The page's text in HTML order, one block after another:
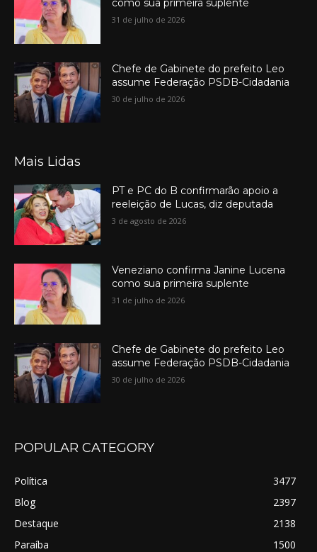
como sua primeira suplente
31 de julho de 2026
Chefe de Gabinete do prefeito Leo
assume Federação PSDB-Cidadania
30 de julho de 2026
Mais Lidas
PT e PC do B confirmarão apoio a
reeleição de Lucas, diz deputada
3 de agosto de 2026
Veneziano confirma Janine Lucena
como sua primeira suplente
31 de julho de 2026
Chefe de Gabinete do prefeito Leo
assume Federação PSDB-Cidadania
30 de julho de 2026
POPULAR CATEGORY
Política
3477
Blog
2397
Destaque
2138
Paraíba
1500